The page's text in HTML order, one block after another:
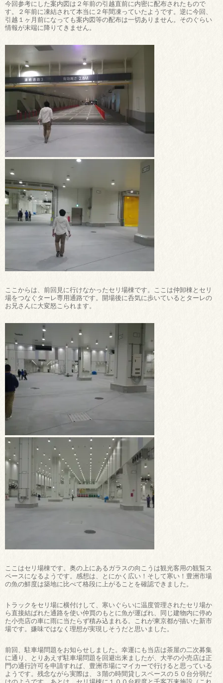
今回参考にした案内図は２年前の引越直前に内密に配布されたもので
す。２年前に凍結されて本当に２年間凍っていたようです。逆に今回、
引越１ヶ月前になっても案内図等の配布は一切ありません。そのぐらい
情報が末端に降りてきません。
ここからは、前回見に行けなかったセリ場棟です。ここは仲卸棟とセリ
場をつなぐターレ専用通路です。開場後に呑気に歩いているとターレの
お兄さんに大変怒こられます。
ここはセリ場棟です。奥の上にあるガラスの向こうは観光客用の観覧ス
ペースになるようです。感想は、とにかく広い！そして寒い！豊洲市場
の魚の鮮度は築地に比べて格段に上がることを確認できました。
トラックをセリ場に横付けして、寒いぐらいに温度管理されたセリ場か
ら直接結ばれた通路を使い仲買のもとに魚が運ばれ、同じ建物内に停め
た小売店の車に雨に当たらず積み込まれる。これが東京都が描いた新市
場です。嫌味ではなく理想が実現しそうだと思いました。
前回、駐車場問題をお知らせしました。幸運にも当店は茶屋の二次募集
に通り、とりあえず駐車場問題を回避出来ましたが、大半の小売店は正
門の通行許可を申請すれば、豊洲市場にマイカーで行けると思っている
ようです。残念ながら実際は、３階の時間貸しスペースの５０台分弱だ